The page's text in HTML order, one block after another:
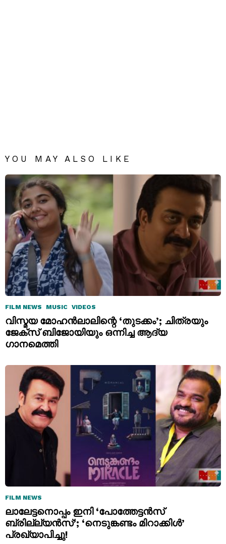
YOU MAY ALSO LIKE
FILM NEWS MUSIC VIDEOS
വിസ്മയ മോഹൻലാലിന്റെ ‘തുടക്കം’; ചിത്രയും
ജേക്സ് ബിജോയിയും ഒന്നിച്ച ആദ്യ
ഗാനമെത്തി
FILM NEWS
ലാലേട്ടനൊപ്പം ഇനി ‘പോത്തേട്ടൻസ്
ബ്രില്ല്യൻസ്’; ‘നെടുങ്കണ്ടം മിറാക്കിൾ’
പ്രഖ്യാപിച്ചു!